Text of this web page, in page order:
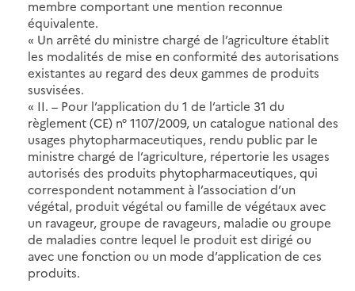
membre comportant une mention reconnue
équivalente.
« Un arrêté du ministre chargé de l’agriculture établit
les modalités de mise en conformité des autorisations
existantes au regard des deux gammes de produits
susvisées.
« II. – Pour l’application du 1 de l’article 31 du
règlement (CE) n° 1107/2009, un catalogue national des
usages phytopharmaceutiques, rendu public par le
ministre chargé de l’agriculture, répertorie les usages
autorisés des produits phytopharmaceutiques, qui
correspondent notamment à l’association d’un
végétal, produit végétal ou famille de végétaux avec
un ravageur, groupe de ravageurs, maladie ou groupe
de maladies contre lequel le produit est dirigé ou
avec une fonction ou un mode d’application de ces
produits.